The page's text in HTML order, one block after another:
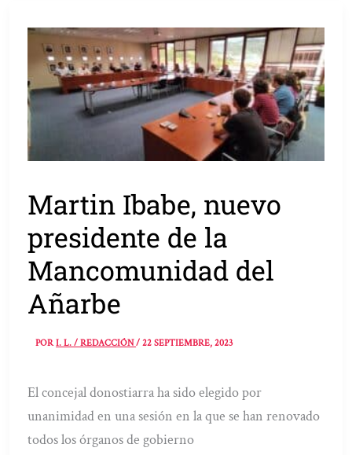
Martin Ibabe, nuevo
presidente de la
Mancomunidad del
Añarbe
PORI. L. / REDACCIÓN/22 SEPTIEMBRE, 2023
El concejal donostiarra ha sido elegido por
unanimidad en una sesión en la que se han renovado
todos los órganos de gobierno